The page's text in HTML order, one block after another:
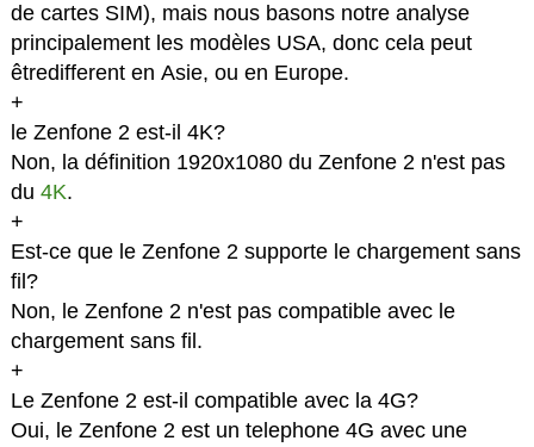
de cartes SIM), mais nous basons notre analyse
principalement les modèles USA, donc cela peut
êtredifferent en Asie, ou en Europe.
+
le Zenfone 2 est-il 4K?
Non, la définition 1920x1080 du Zenfone 2 n'est pas
du 4K.
+
Est-ce que le Zenfone 2 supporte le chargement sans
fil?
Non, le Zenfone 2 n'est pas compatible avec le
chargement sans fil.
+
Le Zenfone 2 est-il compatible avec la 4G?
Oui, le Zenfone 2 est un telephone 4G avec une